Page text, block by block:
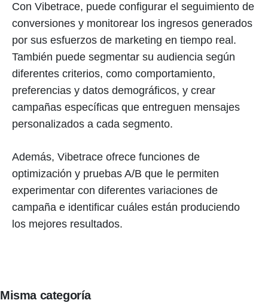
Con Vibetrace, puede configurar el seguimiento de
conversiones y monitorear los ingresos generados
por sus esfuerzos de marketing en tiempo real.
También puede segmentar su audiencia según
diferentes criterios, como comportamiento,
preferencias y datos demográficos, y crear
campañas específicas que entreguen mensajes
personalizados a cada segmento.
Además, Vibetrace ofrece funciones de
optimización y pruebas A/B que le permiten
experimentar con diferentes variaciones de
campaña e identificar cuáles están produciendo
los mejores resultados.
Misma categoría